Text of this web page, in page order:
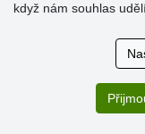
Důležité informace
» Nastavení
» Zásady ochrany
» Doprava a platba
když nám souhlas